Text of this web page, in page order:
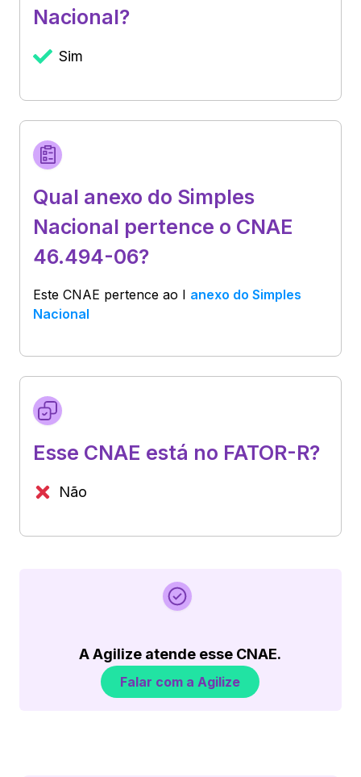
Nacional?
Sim
Qual anexo do Simples
Nacional pertence o CNAE
46.494-06?
Este CNAE pertence ao I anexo do Simples
Nacional
Esse CNAE está no FATOR-R?
Não
A Agilize atende esse CNAE.
Falar com a Agilize